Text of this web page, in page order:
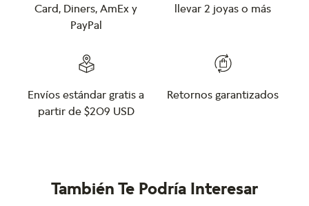
Card, Diners, AmEx y
PayPal
llevar 2 joyas o más
Envíos estándar gratis a
partir de $209 USD
Retornos garantizados
También Te Podría Interesar